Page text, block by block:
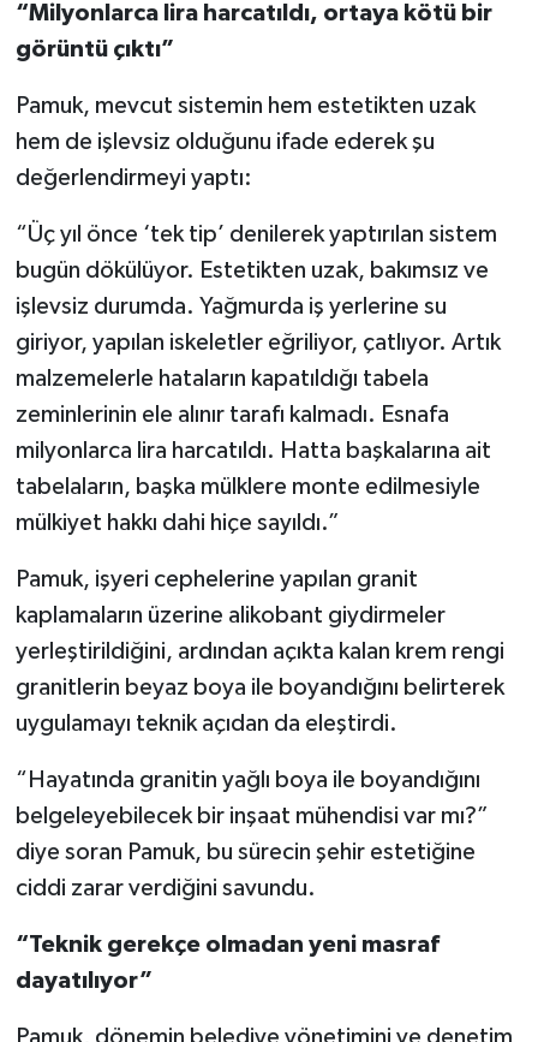
“Milyonlarca lira harcatıldı, ortaya kötü bir
görüntü çıktı”
Pamuk, mevcut sistemin hem estetikten uzak
hem de işlevsiz olduğunu ifade ederek şu
değerlendirmeyi yaptı:
“Üç yıl önce ‘tek tip’ denilerek yaptırılan sistem
bugün dökülüyor. Estetikten uzak, bakımsız ve
işlevsiz durumda. Yağmurda iş yerlerine su
giriyor, yapılan iskeletler eğriliyor, çatlıyor. Artık
malzemelerle hataların kapatıldığı tabela
zeminlerinin ele alınır tarafı kalmadı. Esnafa
milyonlarca lira harcatıldı. Hatta başkalarına ait
tabelaların, başka mülklere monte edilmesiyle
mülkiyet hakkı dahi hiçe sayıldı.”
Pamuk, işyeri cephelerine yapılan granit
kaplamaların üzerine alikobant giydirmeler
yerleştirildiğini, ardından açıkta kalan krem rengi
granitlerin beyaz boya ile boyandığını belirterek
uygulamayı teknik açıdan da eleştirdi.
“Hayatında granitin yağlı boya ile boyandığını
belgeleyebilecek bir inşaat mühendisi var mı?”
diye soran Pamuk, bu sürecin şehir estetiğine
ciddi zarar verdiğini savundu.
“Teknik gerekçe olmadan yeni masraf
dayatılıyor”
Pamuk, dönemin belediye yönetimini ve denetim